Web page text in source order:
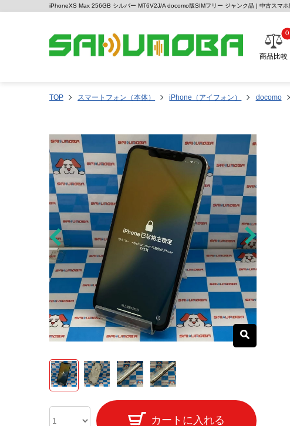
iPhoneXS Max 256GB シルバー MT6V2J/A docomo版SIMフリー ジャンク品 | 中古スマホ
商品比較
0
TOP スマートフォン（本体） iPhone（アイフォン） docomo
カートに入れる